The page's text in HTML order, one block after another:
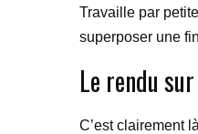
Travaille par
superposer une
Le rendu
C’est clairement